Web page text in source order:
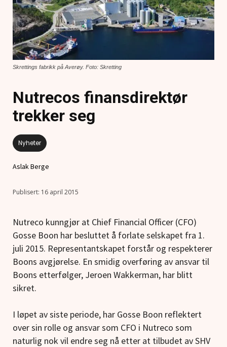
Skrettings fabrikk på Averøy. Foto: Skretting
Nutrecos finansdirektør
trekker seg
Nyheter
Aslak Berge
16 april 2015
Nutreco kunngjør at Chief Financial Officer (CFO)
Gosse Boon har besluttet å forlate selskapet fra 1.
juli 2015. Representantskapet forstår og respekterer
Boons avgjørelse. En smidig overføring av ansvar til
Boons etterfølger, Jeroen Wakkerman, har blitt
sikret.
I løpet av siste periode, har Gosse Boon reflektert
over sin rolle og ansvar som CFO i Nutreco som
naturlig nok vil endre seg nå etter at tilbudet av SHV